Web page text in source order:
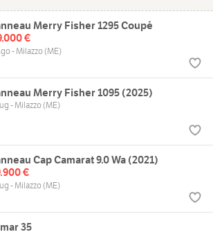
Merry Fisher 1295 Coupé
€
- Milazzo (ME)
Merry Fisher 1095 (2025)
- Milazzo (ME)
Cap Camarat 9.0 Wa (2021)
€
- Milazzo (ME)
35